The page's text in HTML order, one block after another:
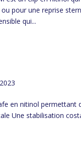
pour une reprise
qui...
en nitinol
Une stabilisation